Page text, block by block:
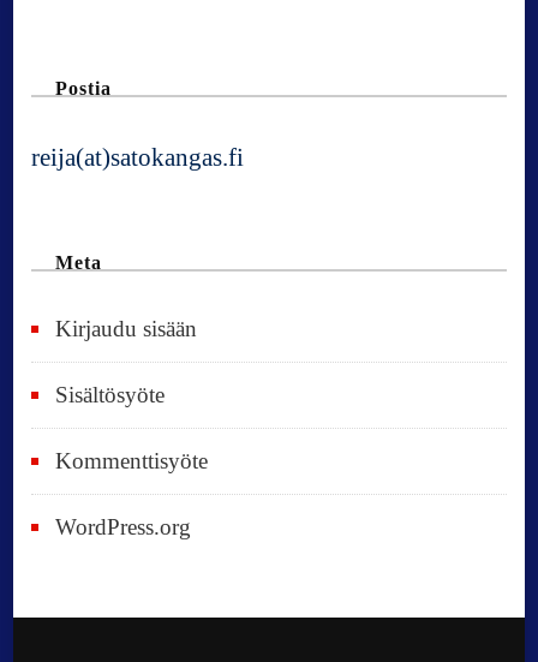
Postia
reija(at)satokangas.fi
Meta
Kirjaudu sisään
Sisältösyöte
Kommenttisyöte
WordPress.org